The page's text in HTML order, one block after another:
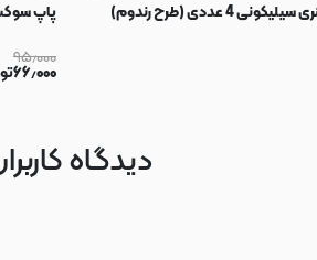
4 عددی (طرح رندوم)
پاپ
۹۵٫۰۰۰
۶۶٫۰۰۰
دیدگاه